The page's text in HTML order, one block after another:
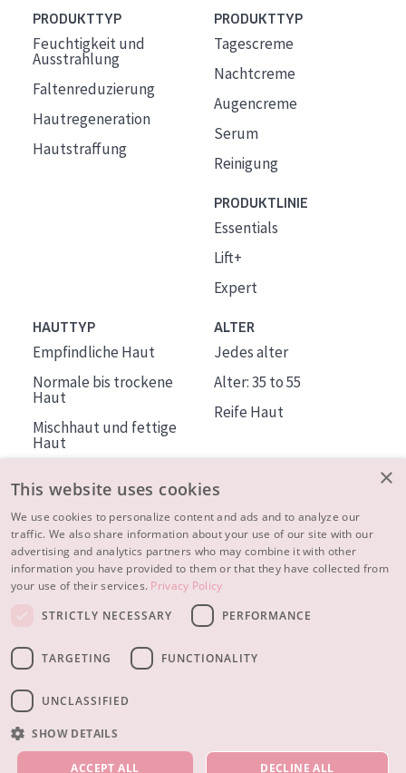
UNSERE PRODUKTE
PRODUKTTYP
Feuchtigkeit und
Ausstrahlung
Faltenreduzierung
Hautregeneration
Hautstraffung
PRODUKTTYP
Tagescreme
Nachtcreme
Augencreme
Serum
Reinigung
PRODUKTLINIE
Essentials
Lift+
Expert
HAUTTYP
Empfindliche Haut
Normale bis trockene
Haut
Mischhaut und fettige
Haut
Haut
ALTER
Jedes alter
Alter: 35 to 55
Reife Haut
ÜBER DIADERMINE
Mehr über uns
Inspiration
×
This website uses cookies
We use cookies to personalize content and ads and to analyze our
traffic. We also share information about your use of our site with our
advertising and analytics partners who may combine it with other
information you have provided to them or that they have collected from
your use of their services. Privacy Policy
STRICTLY NECESSARY
PERFORMANCE
TARGETING FUNCTIONALITY
UNCLASSIFIED
SHOW DETAILS
ACCEPT ALL DECLINE ALL